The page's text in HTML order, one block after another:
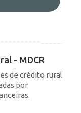
- MDCR
de crédito rural
por